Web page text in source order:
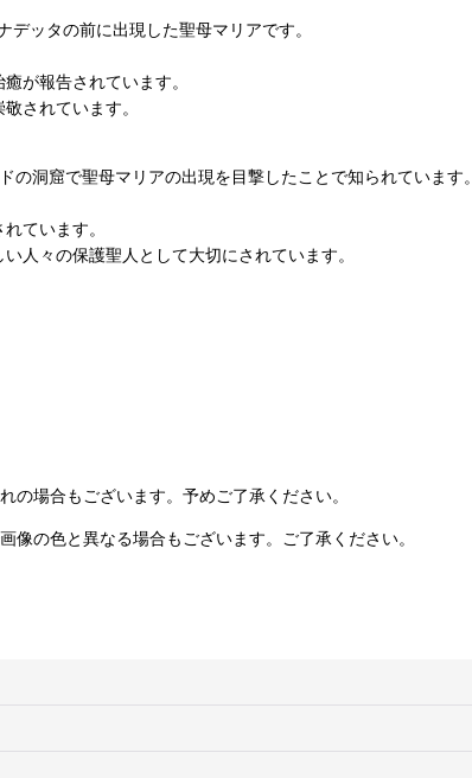
ッタの前に出現した聖母マリアです。
が報告されています。
されています。
洞窟で聖母マリアの出現を目撃したことで知られています。
ています。
人々の保護聖人として大切にされています。
場合もございます。予めご了承ください。
の色と異なる場合もございます。ご了承ください。